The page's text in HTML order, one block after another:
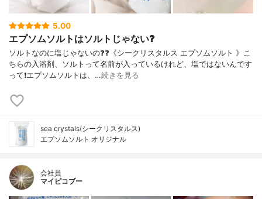
5.00
エプソムソルトはソルトじゃない❓
ソルトなのに塩じゃないの❓❓《シークリスタルス エプソムソルト 》こ
ちらの入浴剤、ソルトって名前が入っているけれど、塩ではないんです
って❗️エプソムソルトは、…続きを見る
sea crystals(シークリスタルス)
エプソムソルト オリジナル
会社員
マイピコブー